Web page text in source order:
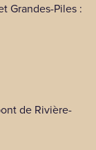
Grandes-Piles :
de Rivière-